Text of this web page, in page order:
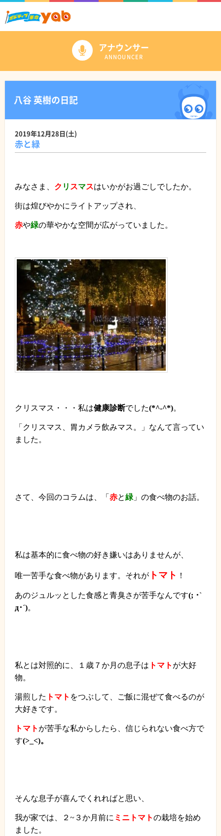
アナウンサー
ANNOUNCER
八谷 英樹の日記
2019年12月28日(土)
赤と緑
みなさま、 ク リ スマスはいかがお過ごしでしたか。
街は煌びやかにライトアップされ
赤や緑の華やかな空間が広がっていました。
クリスマス・・・私は健康診断でした(*^-^*)。
「クリスマス、胃カメラ飲みマス。」なんて言ってい
ました。
さて、今回のコラムは、 「 赤と緑」の食べ物のお話。
私は基本的に食べ物の好き嫌いはありませんが、
唯一苦手な食べ物があります。それが トマト ！
あのジュルッとした食感と青臭さが苦手なんです(; ･`
д･´)。
私とは対照的に、１歳７か月の息子は トマト が大好
物。
湯煎した トマト をつぶして、ご飯に混ぜて食べるのが
大好きです。
トマト が苦手な私からしたら、信じられない食べ方で
す(>_<)。
そんな息子が喜んでくれればと思い、
我が家では、２ ~ ３か月前に ミニトマトの栽培を始め
ました。